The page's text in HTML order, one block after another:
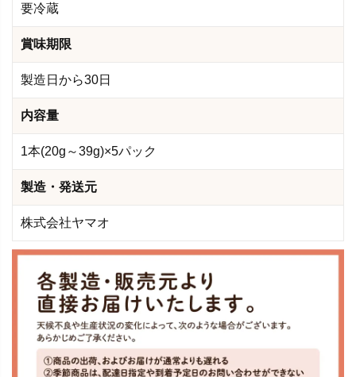
要冷蔵
賞味期限
製造日から30日
内容量
1本(20g～39g)×5パック
製造・発送元
株式会社ヤマオ